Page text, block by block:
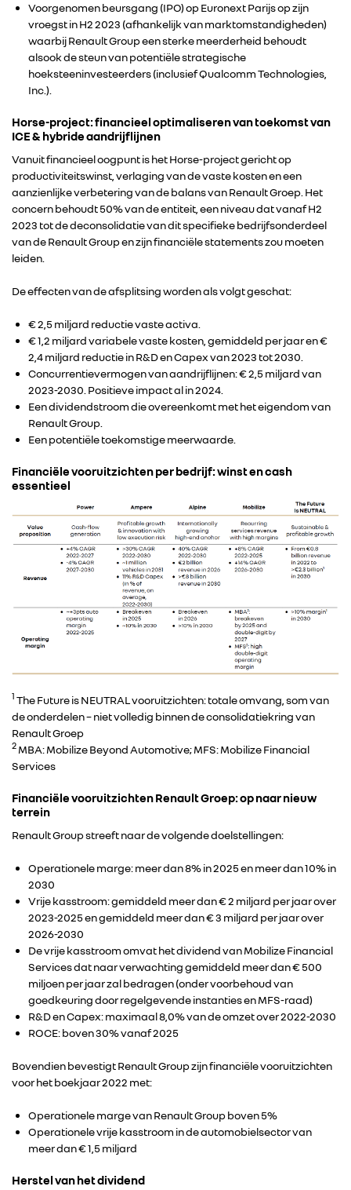
Voorgenomen beursgang (IPO) op Euronext Parijs op zijn
vroegst in H2 2023 (afhankelijk van marktomstandigheden)
waarbij Renault Group een sterke meerderheid behoudt
alsook de steun van potentiële strategische
hoeksteeninvesteerders (inclusief Qualcomm Technologies,
Inc.).
Horse-project: financieel optimaliseren van toekomst van
ICE & hybride aandrijflijnen
Vanuit financieel oogpunt is het Horse-project gericht op
productiviteitswinst, verlaging van de vaste kosten en een
aanzienlijke verbetering van de balans van Renault Groep. Het
concern behoudt 50% van de entiteit, een niveau dat vanaf H2
2023 tot de deconsolidatie van dit specifieke bedrijfsonderdeel
van de Renault Group en zijn financiële statements zou moeten
leiden.
De effecten van de afsplitsing worden als volgt geschat:
€ 2,5 miljard reductie vaste activa.
€ 1,2 miljard variabele vaste kosten, gemiddeld per jaar en €
2,4 miljard reductie in R&D en Capex van 2023 tot 2030.
Concurrentievermogen van aandrijflijnen: € 2,5 miljard van
2023-2030. Positieve impact al in 2024.
Een dividendstroom die overeenkomt met het eigendom van
Renault Group.
Een potentiële toekomstige meerwaarde.
Financiële vooruitzichten per bedrijf: winst en cash
essentieel
1 The Future is NEUTRAL vooruitzichten: totale omvang, som van
de onderdelen – niet volledig binnen de consolidatiekring van
Renault Groep
2 MBA: Mobilize Beyond Automotive; MFS: Mobilize Financial
Services
Financiële vooruitzichten Renault Groep: op naar nieuw
terrein
Renault Group streeft naar de volgende doelstellingen:
Operationele marge: meer dan 8% in 2025 en meer dan 10% in
2030
Vrije kasstroom: gemiddeld meer dan € 2 miljard per jaar over
2023-2025 en gemiddeld meer dan € 3 miljard per jaar over
2026-2030
De vrije kasstroom omvat het dividend van Mobilize Financial
Services dat naar verwachting gemiddeld meer dan € 500
miljoen per jaar zal bedragen (onder voorbehoud van
goedkeuring door regelgevende instanties en MFS-raad)
R&D en Capex: maximaal 8,0% van de omzet over 2022-2030
ROCE: boven 30% vanaf 2025
Bovendien bevestigt Renault Group zijn financiële vooruitzichten
voor het boekjaar 2022 met:
Operationele marge van Renault Group boven 5%
Operationele vrije kasstroom in de automobielsector van
meer dan € 1,5 miljard
Herstel van het dividend